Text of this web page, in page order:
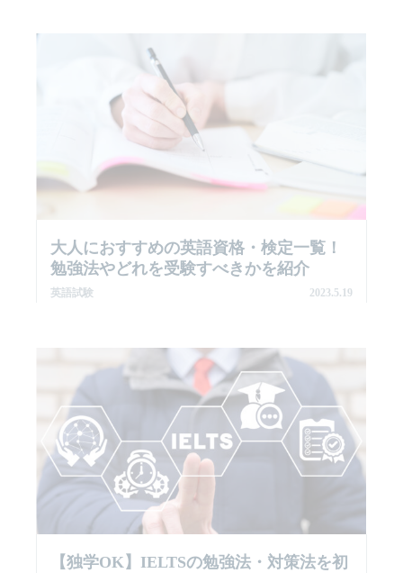
大人におすすめの英語資格・検定一覧！
勉強法やどれを受験すべきかを紹介
英語試験 2023.5.19
【独学OK】IELTSの勉強法・対策法を初